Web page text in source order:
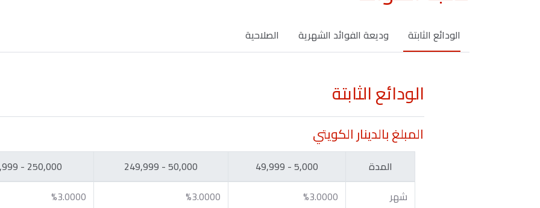
الودائع الثابتة وديعة الفوائد الشهرية الصلاحية
الودائع الثابتة
المبلغ بالدينار الكويتي
المدة 5,000 - 49,999
50,000 - 249,999
250,000 - 999,999
شهر
%3.0000
%3.0000
%3.0000